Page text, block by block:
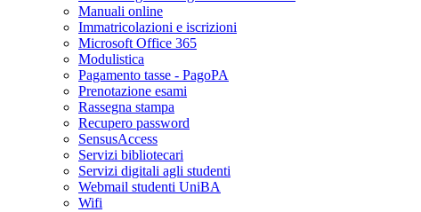
Manuali online
Immatricolazioni e iscrizioni
Microsoft Office 365
Modulistica
Pagamento tasse - PagoPA
Prenotazione esami
Rassegna stampa
Recupero password
SensusAccess
Servizi bibliotecari
Servizi digitali agli studenti
Webmail studenti UniBA
Wifi